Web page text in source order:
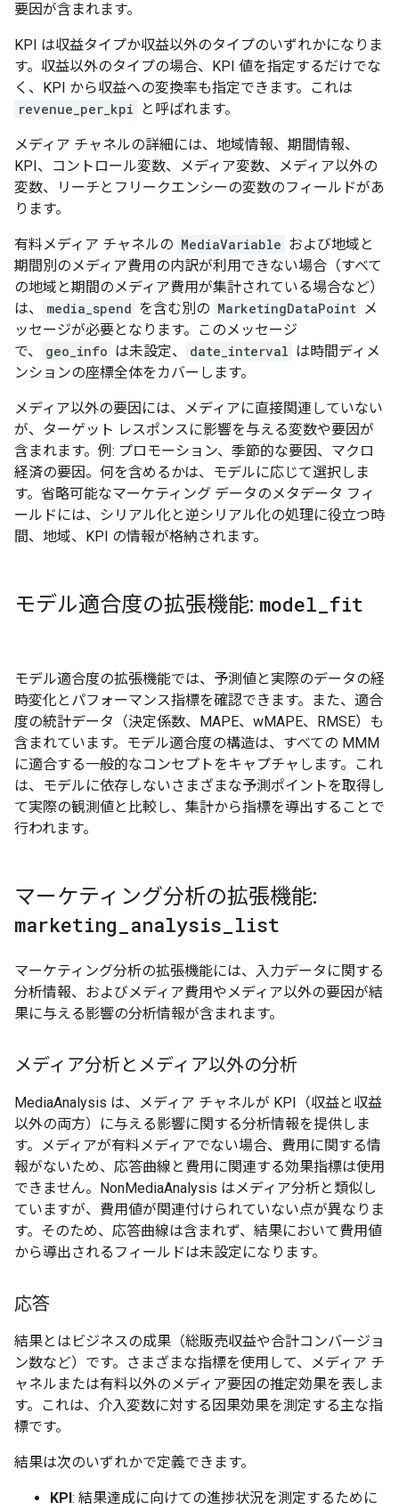
要因が含まれます。
KPI は収益タイプか収益以外のタイプのいずれかになりま
す。収益以外のタイプの場合、KPI 値を指定するだけでな
く、KPI から収益への変換率も指定できます。これは
revenue_per_kpi
と呼ばれます。
メディア チャネルの詳細には、地域情報、期間情報、
KPI、コントロール変数、メディア変数、メディア以外の
変数、リーチとフリークエンシーの変数のフィールドがあ
ります。
有料メディア チャネルの MediaVariable および地域と
期間別のメディア費用の内訳が利用できない場合（すべて
の地域と期間のメディア費用が集計されている場合など）
は、
media_spend を含む別の MarketingDataPoint メ
ッセージが必要となります。このメッセージ
で、
geo_info は未設定、 date_interval は時間ディメ
ンションの座標全体をカバーします。
メディア以外の要因には、メディアに直接関連していない
が、ターゲット レスポンスに影響を与える変数や要因が
含まれます。例: プロモーション、季節的な要因、マクロ
経済の要因。何を含めるかは、モデルに応じて選択しま
す。省略可能なマーケティング データのメタデータ フィ
ールドには、シリアル化と逆シリアル化の処理に役立つ時
間、地域、KPI の情報が格納されます。
モデル適合度の拡張機能: model fit
モデル適合度の拡張機能では、予測値と実際のデータの経
時変化とパフォーマンス指標を確認できます。また、適合
度の統計データ（決定係数、MAPE、wMAPE、RMSE）も
含まれています。モデル適合度の構造は、すべての MMM
に適合する一般的なコンセプトをキャプチャします。これ
は、モデルに依存しないさまざまな予測ポイントを取得し
て実際の観測値と比較し、集計から指標を導出することで
行われます。
マーケティング分析の拡張機能:
marketing analysis list
マーケティング分析の拡張機能には、入力データに関する
分析情報、およびメディア費用やメディア以外の要因が結
果に与える影響の分析情報が含まれます。
メディア分析とメディア以外の分析
MediaAnalysis は、メディア チャネルが KPI（収益と収益
以外の両方）に与える影響に関する分析情報を提供しま
す。メディアが有料メディアでない場合、費用に関する情
報がないため、応答曲線と費用に関連する効果指標は使用
できません。NonMediaAnalysis はメディア分析と類似し
ていますが、費用値が関連付けられていない点が異なりま
す。そのため、応答曲線は含まれず、結果において費用値
から導出されるフィールドは未設定になります。
応答
結果とはビジネスの成果（総販売収益や合計コンバージョ
ン数など）です。さまざまな指標を使用して、メディア チ
ャネルまたは有料以外のメディア要因の推定効果を表しま
す。これは、介入変数に対する因果効果を測定する主な指
標です。
結果は次のいずれかで定義できます。
KPI: 結果達成に向けての進捗状況を測定するために